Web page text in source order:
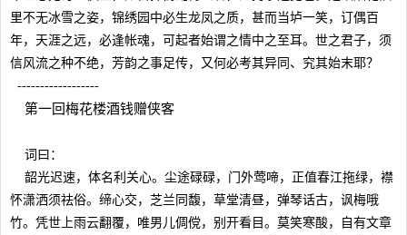
里不无冰雪之姿，锦绣园中必生龙凤之质，甚而当垆一笑，订偶百
年，天涯之远，必逢帐魂，可起者始谓之情中之至耳。世之君子，须
信风流之种不绝，芳韵之事足传，又何必考其异同、究其始末耶？
------------------
第一回梅花楼酒钱赠侠客
词曰：
韶光迟速，体名利关心。尘途碌碌，门外莺啼，正值春江拖绿，襟
怀潇洒须祛俗。缔心交，芝兰同馥，草堂清昼，弹琴话古，讽梅哦
竹。凭世上雨云翻覆，唯男儿倜傥，别开看目。莫笑寒酸，自有文章